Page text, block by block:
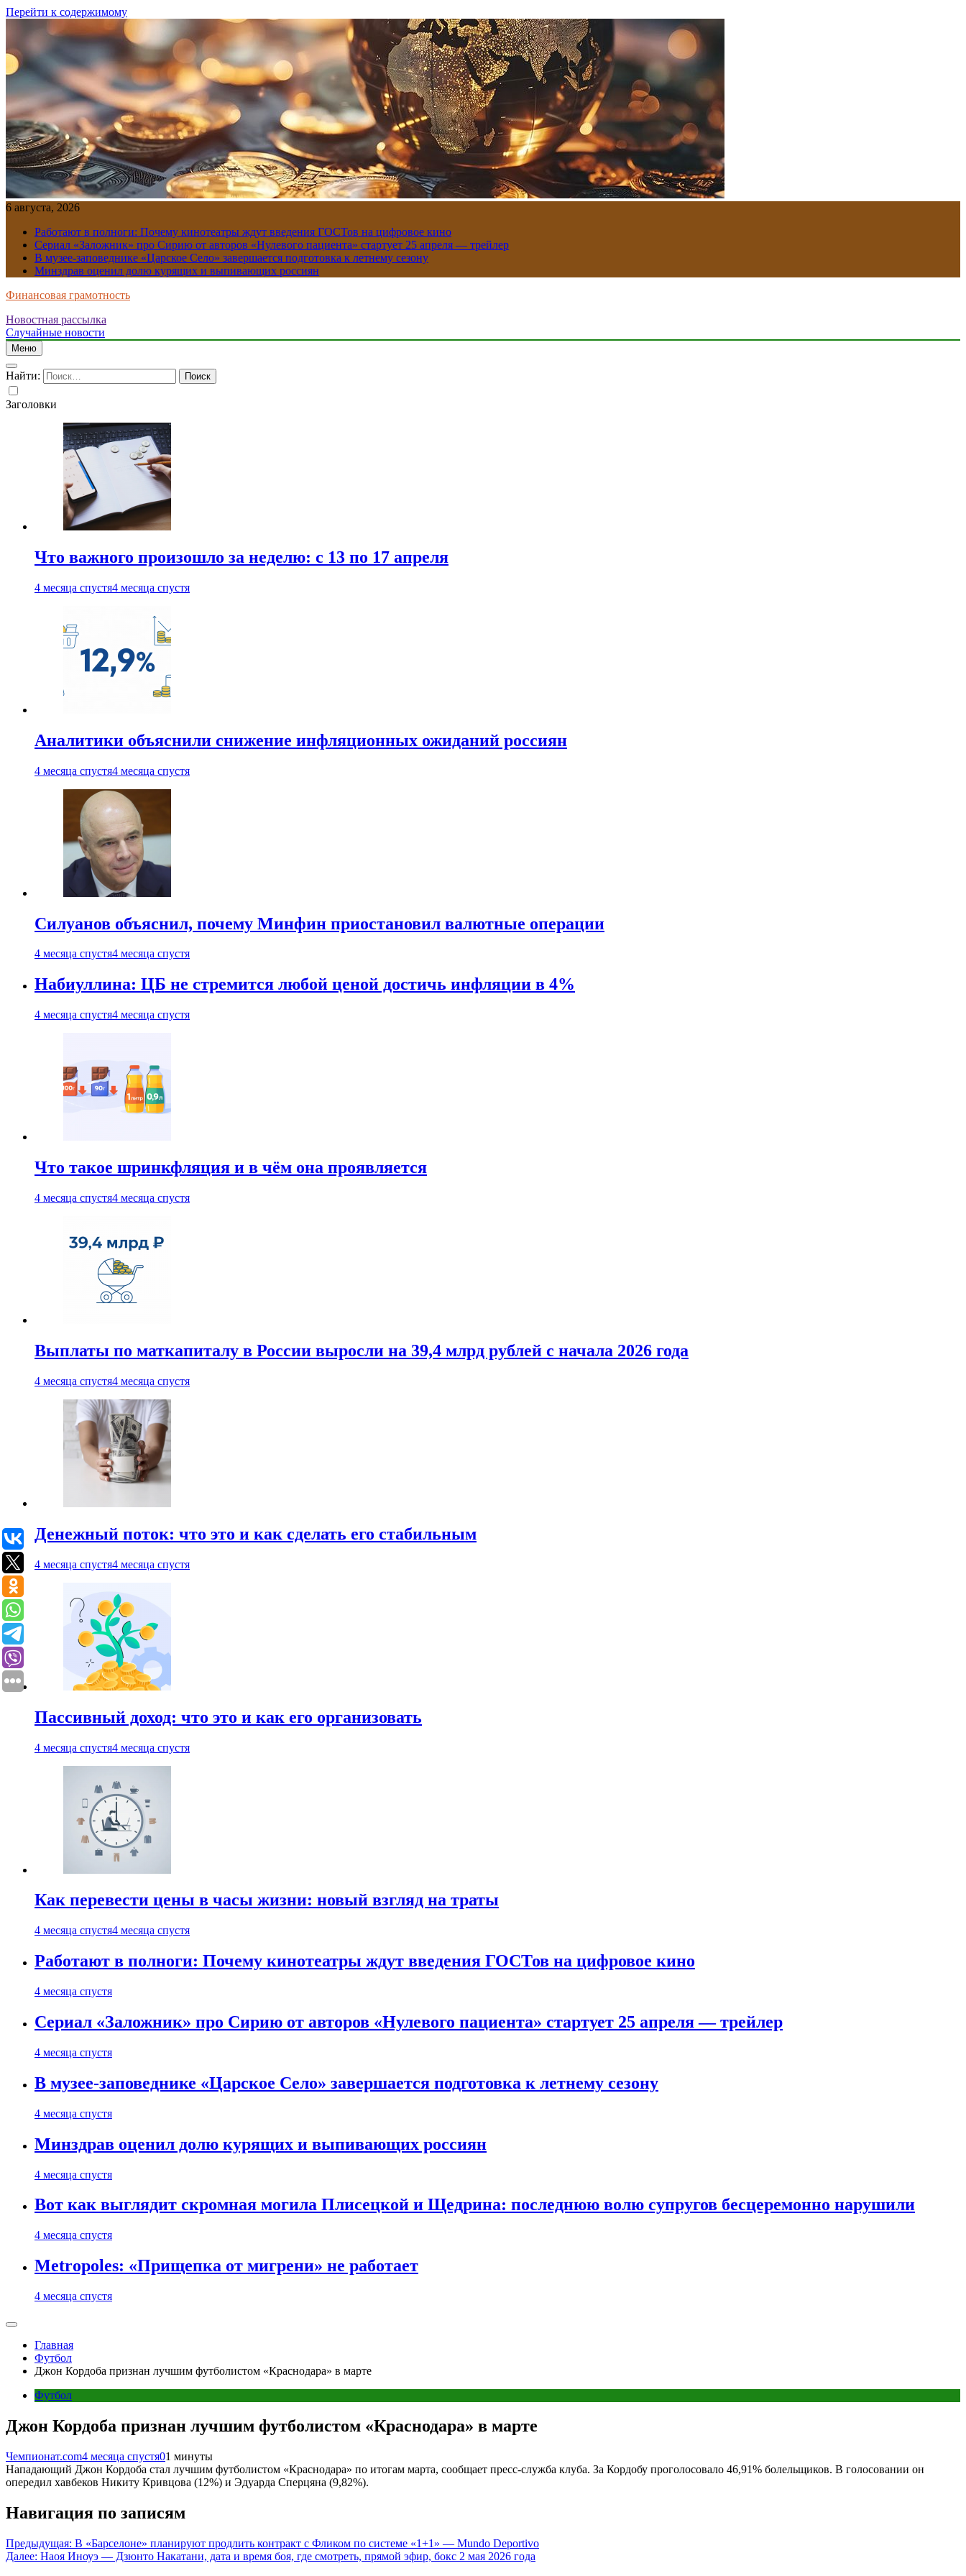
Перейти к содержимому
6 августа, 2026
Работают в полноги: Почему кинотеатры ждут введения ГОСТов на цифровое кино
Сериал «Заложник» про Сирию от авторов «Нулевого пациента» стартует 25 апреля — трейлер
В музее-заповеднике «Царское Село» завершается подготовка к летнему сезону
Минздрав оценил долю курящих и выпивающих россиян
Финансовая грамотность
Новостная рассылка
Случайные новости
Меню
Найти:
Заголовки
Что важного произошло за неделю: с 13 по 17 апреля
4 месяца спустя4 месяца спустя
Аналитики объяснили снижение инфляционных ожиданий россиян
4 месяца спустя4 месяца спустя
Силуанов объяснил, почему Минфин приостановил валютные операции
4 месяца спустя4 месяца спустя
Набиуллина: ЦБ не стремится любой ценой достичь инфляции в 4%
4 месяца спустя4 месяца спустя
Что такое шринкфляция и в чём она проявляется
4 месяца спустя4 месяца спустя
Выплаты по маткапиталу в России выросли на 39,4 млрд рублей с начала 2026 года
4 месяца спустя4 месяца спустя
Денежный поток: что это и как сделать его стабильным
4 месяца спустя4 месяца спустя
Пассивный доход: что это и как его организовать
4 месяца спустя4 месяца спустя
Как перевести цены в часы жизни: новый взгляд на траты
4 месяца спустя4 месяца спустя
Работают в полноги: Почему кинотеатры ждут введения ГОСТов на цифровое кино
4 месяца спустя
Сериал «Заложник» про Сирию от авторов «Нулевого пациента» стартует 25 апреля — трейлер
4 месяца спустя
В музее-заповеднике «Царское Село» завершается подготовка к летнему сезону
4 месяца спустя
Минздрав оценил долю курящих и выпивающих россиян
4 месяца спустя
Вот как выглядит скромная могила Плисецкой и Щедрина: последнюю волю супругов бесцеремонно нарушили
4 месяца спустя
Metropoles: «Прищепка от мигрени» не работает
4 месяца спустя
Главная
Футбол
Джон Кордоба признан лучшим футболистом «Краснодара» в марте
Футбол
Джон Кордоба признан лучшим футболистом «Краснодара» в марте
Чемпионат.com4 месяца спустя01 минуты
Нападающий Джон Кордоба стал лучшим футболистом «Краснодара» по итогам марта, сообщает пресс-служба клуба. За Кордобу проголосовало 46,91% болельщиков. В голосовании он
опередил хавбеков Никиту Кривцова (12%) и Эдуарда Сперцяна (9,82%).
Навигация по записям
Предыдущая: В «Барселоне» планируют продлить контракт с Фликом по системе «1+1» — Mundo Deportivo
Далее: Наоя Иноуэ — Дзюнто Накатани, дата и время боя, где смотреть, прямой эфир, бокс 2 мая 2026 года